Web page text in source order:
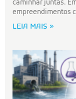
caminhar juntas.
empreendimentos
LEIA MAIS »